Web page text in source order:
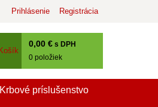
0,00 € s DPH
0 položiek
Prihlásenie Registrácia
Krbové príslušenstvo